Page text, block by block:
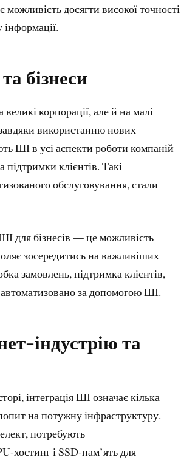
досягти високої точності
бізнеси
корпорації, але й на малі
використанню нових
ШІ в усі аспекти роботи компаній
клієнтів. Такі
обслуговування, стали
для бізнесів — це можливість
зосередитись на важливіших
замовлень, підтримка клієнтів,
за допомогою ШІ.
індустрію та
інтеграція ШІ означає кілька
на потужну інфраструктуру.
потребують
хостинг і SSD-пам’ять для